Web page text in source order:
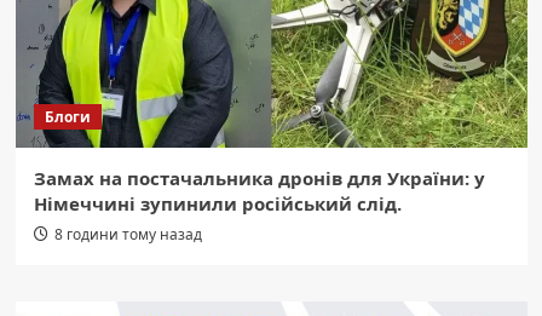
Блоги
Замах на постачальника дронів для України: у
Німеччині зупинили російський слід.
8 години тому назад